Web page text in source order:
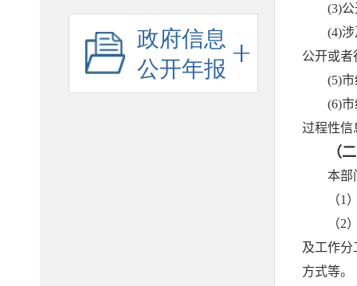
政府信息
公开年报